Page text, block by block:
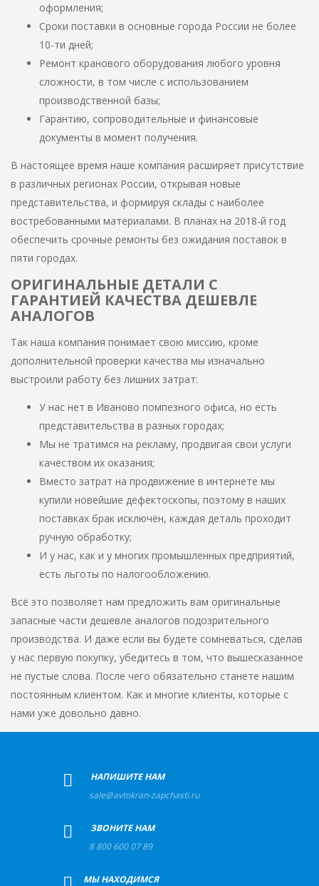
оформления;
Сроки поставки в основные города России не более
10-ти дней;
Ремонт кранового оборудования любого уровня
сложности, в том числе с использованием
производственной базы;
Гарантию, сопроводительные и финансовые
документы в момент получения.
В настоящее время наше компания расширяет присутствие
в различных регионах России, открывая новые
представительства, и формируя склады с наиболее
востребованными материалами. В планах на 2018-й год
обеспечить срочные ремонты без ожидания поставок в
пяти городах.
ОРИГИНАЛЬНЫЕ ДЕТАЛИ С
ГАРАНТИЕЙ КАЧЕСТВА ДЕШЕВЛЕ
АНАЛОГОВ
Так наша компания понимает свою миссию, кроме
дополнительной проверки качества мы изначально
выстроили работу без лишних затрат:
У нас нет в Иваново помпезного офиса, но есть
представительства в разных городах;
Мы не тратимся на рекламу, продвигая свои услуги
качеством их оказания;
Вместо затрат на продвижение в интернете мы
купили новейшие дефектоскопы, поэтому в наших
поставках брак исключён, каждая деталь проходит
ручную обработку;
И у нас, как и у многих промышленных предприятий,
есть льготы по налогообложению.
Всё это позволяет нам предложить вам оригинальные
запасные части дешевле аналогов подозрительного
производства. И даже если вы будете сомневаться, сделав
у нас первую покупку, убедитесь в том, что вышесказанное
не пустые слова. После чего обязательно станете нашим
постоянным клиентом. Как и многие клиенты, которые с
нами уже довольно давно.
НАПИШИТЕ НАМ
sale@avtokran-zapchasti.ru
ЗВОНИТЕ НАМ
8 800 600 07 89
МЫ НАХОДИМСЯ